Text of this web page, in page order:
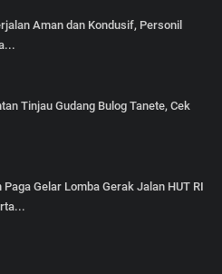
Aman dan Kondusif, Personil
Tinjau Gudang Bulog Tanete, Cek
Paga Gelar Lomba Gerak Jalan HUT RI